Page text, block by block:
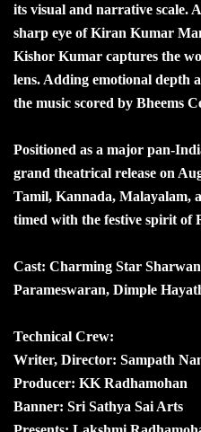
its visual and narrative scale.
sharp eye of Kiran Kumar
Kishor Kumar captures the
lens. Adding emotional depth
the music scored by Bheems
Positioned as a major pan-
grand theatrical release on
Tamil, Kannada, Malayalam,
timed with the festive spirit of
Cast: Charming Star
Parameswaran, Dimple
Technical Crew:
Writer, Director: Sampath
Producer: KK Radhamohan
Banner: Sri Sathya Sai Arts